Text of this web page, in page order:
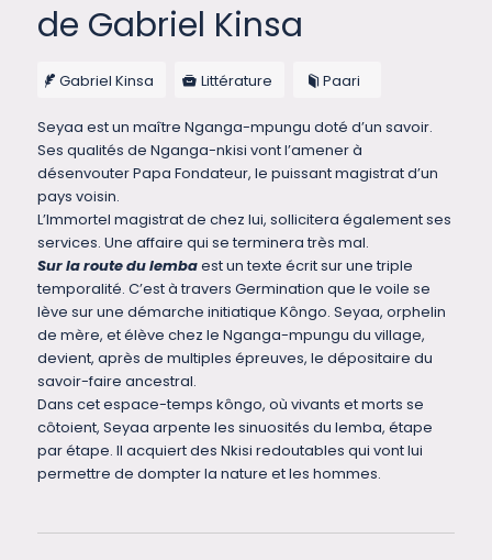
de Gabriel Kinsa
Gabriel Kinsa Littérature Paari
Seyaa est un maître Nganga-mpungu doté d’un savoir.
Ses qualités de Nganga-nkisi vont l’amener à
désenvouter Papa Fondateur, le puissant magistrat d’un
pays voisin.
L’Immortel magistrat de chez lui, sollicitera également ses
services. Une affaire qui se terminera très mal.
Sur la route du lembaest un texte écrit sur une triple
temporalité. C’est à travers Germination que le voile se
lève sur une démarche initiatique Kôngo. Seyaa, orphelin
de mère, et élève chez le Nganga-mpungu du village,
devient, après de multiples épreuves, le dépositaire du
savoir-faire ancestral.
Dans cet espace-temps kôngo, où vivants et morts se
côtoient, Seyaa arpente les sinuosités du lemba, étape
par étape. Il acquiert des Nkisi redoutables qui vont lui
permettre de dompter la nature et les hommes.